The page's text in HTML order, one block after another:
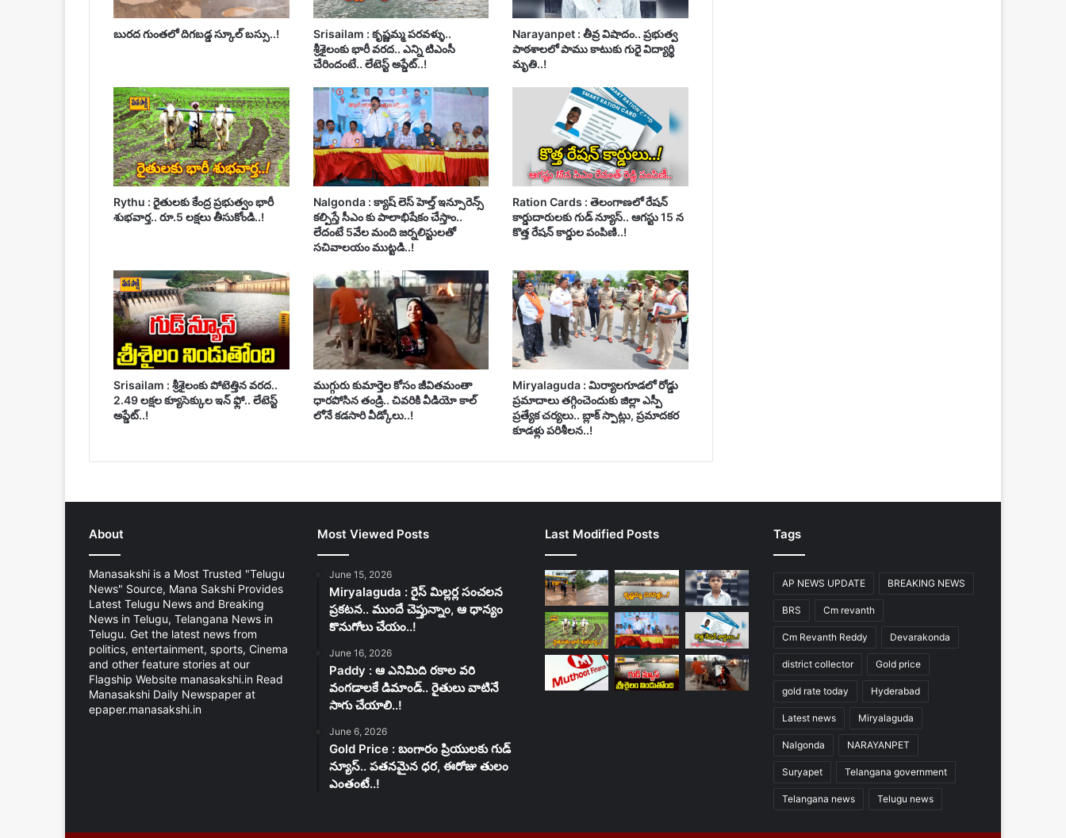
బురద గుంతలో దిగబడ్డ స్కూల్ బస్సు..!
Srisailam : కృష్ణమ్మ పరవళ్ళు..
శ్రీశైలంకు భారీ వరద.. ఎన్ని టిఎంసీ
చేరిందంటే.. లేటెస్ట్ అప్డేట్..!
Narayanpet : తీవ్ర విషాదం.. ప్రభుత్వ
పాఠశాలలో పాము కాటుకు గురై విద్యార్థి
మృతి..!
Rythu : రైతులకు కేంద్ర ప్రభుత్వం భారీ
శుభవార్త.. రూ.5 లక్షలు తీసుకోండి..!
Nalgonda : క్యాష్ లెస్ హెల్త్ ఇన్సూరెన్స్
కల్పిస్తే సీఎం కు పాలాభిషేకం చేస్తాం..
లేదంటే 5వేల మంది జర్నలిస్టులతో
సచివాలయం ముట్టడి..!
Ration Cards : తెలంగాణలో రేషన్
కార్డుదారులకు గుడ్ న్యూస్.. ఆగస్టు 15 న
కొత్త రేషన్ కార్డుల పంపిణి..!
Srisailam : శ్రీశైలంకు పోటెత్తిన వరద..
2.49 లక్షల క్యూసెక్కుల ఇన్ ఫ్లో.. లేటెస్ట్
అప్డేట్..!
ముగ్గురు కుమార్తెల కోసం జీవితమంతా
ధారపోసిన తండ్రి.. చివరికి వీడియో కాల్
లోనే కడసారి వీడ్కోలు..!
Miryalaguda : మిర్యాలగూడలో రోడ్డు
ప్రమాదాలు తగ్గించెందుకు జిల్లా ఎస్పీ
ప్రత్యేక చర్యలు.. బ్లాక్ స్పాట్లు, ప్రమాదకర
కూడళ్లు పరిశీలన..!
About
Manasakshi is a Most Trusted "Telugu
News" Source, Mana Sakshi Provides
Latest Telugu News and Breaking
News in Telugu, Telangana News in
Telugu. Get the latest news from
politics, entertainment, sports, Cinema
and other feature stories at our
Flagship Website manasakshi.in Read
Manasakshi Daily Newspaper at
epaper.manasakshi.in
Most Viewed Posts
June 15, 2026
Miryalaguda : రైస్ మిల్లర్ల సంచలన
ప్రకటన.. ముందే చెప్తున్నాం, ఆ ధాన్యం
కొనుగోలు చేయం..!
June 16, 2026
Paddy : ఆ ఎనిమిది రకాల వరి
వంగడాలకే డిమాండ్.. రైతులు వాటినే
సాగు చేయాలి..!
June 6, 2026
Gold Price : బంగారం ప్రియులకు గుడ్
న్యూస్.. పతనమైన ధర, ఈరోజు తులం
ఎంతంటే..!
Last Modified Posts Tags
AP NEWS UPDATE BREAKING NEWS
BRS Cm revanth
Cm Revanth Reddy Devarakonda
district collector Gold price
gold rate today Hyderabad
Latest news Miryalaguda
Nalgonda NARAYANPET
Suryapet Telangana government
Telangana news Telugu news